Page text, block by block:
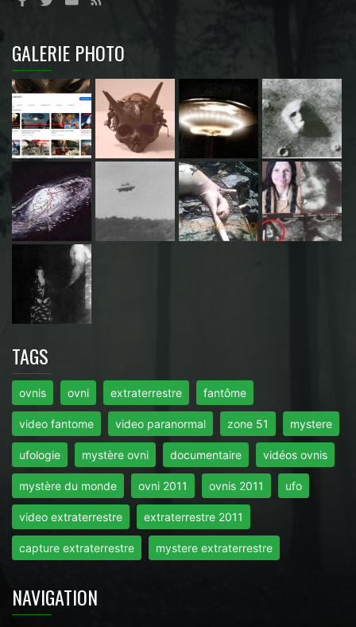
GALERIE PHOTO
TAGS
ovnis ovni extraterrestre fantôme
video fantome video paranormal zone 51 mystere
ufologie mystère ovni documentaire vidéos ovnis
mystère du monde ovni 2011 ovnis 2011 ufo
video extraterrestre extraterrestre 2011
capture extraterrestre mystere extraterrestre
NAVIGATION